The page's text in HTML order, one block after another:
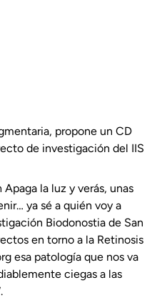
propone un CD
de investigación del IIS
la luz y verás, unas
ya sé a quién voy a
Biodonostia de San
en torno a la Retinosis
esa patología que nos va
ciegas a las